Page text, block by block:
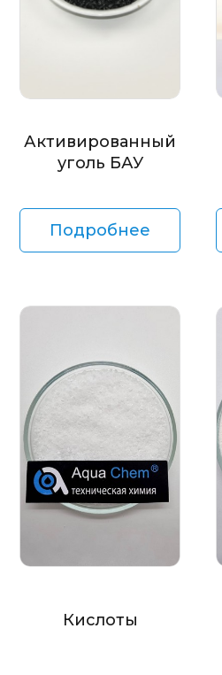
Активированный
уголь БАУ
Подробнее
Кислоты